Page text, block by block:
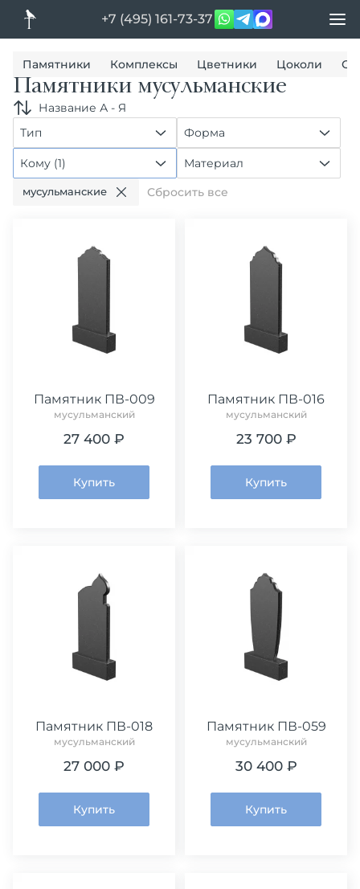
+7 (495) 161-73-37
Памятники Комплексы Цветники Цоколи
Памятники мусульманские
Название А - Я
Тип
Форма
Кому (1) Материал
мусульманские Сбросить все
Памятник ПВ-009
мусульманский
27 400 ₽
Купить
Памятник ПВ-016
мусульманский
23 700 ₽
Купить
Памятник ПВ-018
мусульманский
27 000 ₽
Купить
Памятник ПВ-059
мусульманский
30 400 ₽
Купить